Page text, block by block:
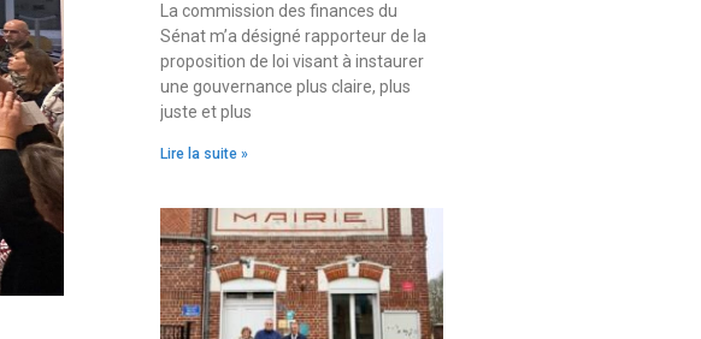
La commission des finances du
Sénat m’a désigné rapporteur de la
proposition de loi visant à instaurer
une gouvernance plus claire, plus
juste et plus
Lire la suite »